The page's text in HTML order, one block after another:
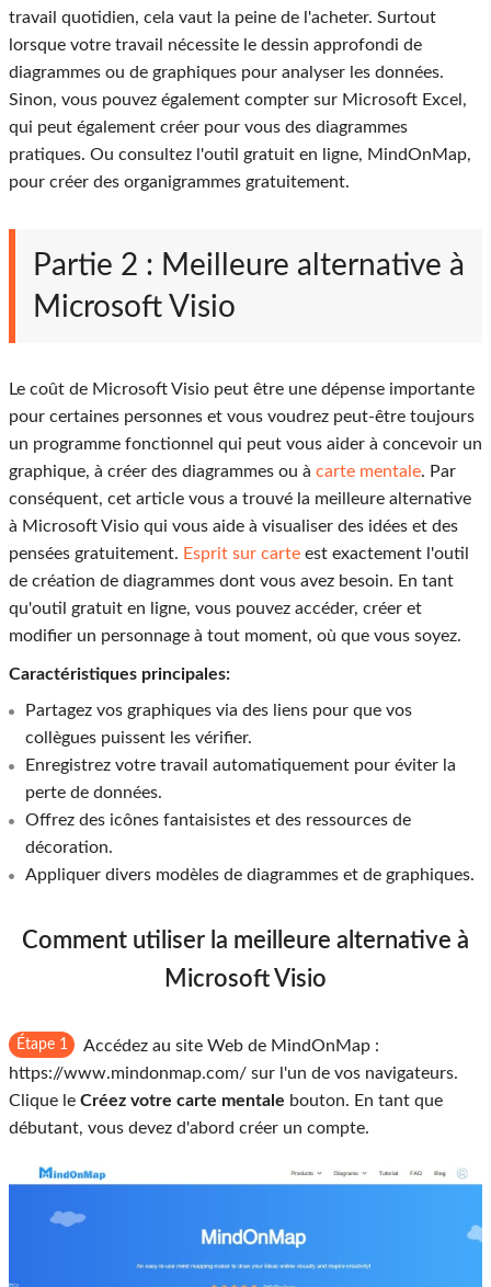
travail quotidien, cela vaut la peine de l'acheter. Surtout
lorsque votre travail nécessite le dessin approfondi de
diagrammes ou de graphiques pour analyser les données.
Sinon, vous pouvez également compter sur Microsoft Excel,
qui peut également créer pour vous des diagrammes
pratiques. Ou consultez l'outil gratuit en ligne, MindOnMap,
pour créer des organigrammes gratuitement.
Partie 2 : Meilleure alternative à
Microsoft Visio
Le coût de Microsoft Visio peut être une dépense importante
pour certaines personnes et vous voudrez peut-être toujours
un programme fonctionnel qui peut vous aider à concevoir un
graphique, à créer des diagrammes ou à carte mentale. Par
conséquent, cet article vous a trouvé la meilleure alternative
à Microsoft Visio qui vous aide à visualiser des idées et des
pensées gratuitement. Esprit sur carte est exactement l'outil
de création de diagrammes dont vous avez besoin. En tant
qu'outil gratuit en ligne, vous pouvez accéder, créer et
modifier un personnage à tout moment, où que vous soyez.
Caractéristiques principales:
Partagez vos graphiques via des liens pour que vos
collègues puissent les vérifier.
Enregistrez votre travail automatiquement pour éviter la
perte de données.
Offrez des icônes fantaisistes et des ressources de
décoration.
Appliquer divers modèles de diagrammes et de graphiques.
Comment utiliser la meilleure alternative à
Microsoft Visio
Étape 1
Accédez au site Web de MindOnMap :
https://www.mindonmap.com/ sur l'un de vos navigateurs.
Clique le Créez votre carte mentale bouton. En tant que
débutant, vous devez d'abord créer un compte.